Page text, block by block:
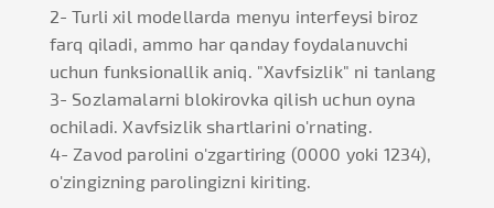
2- Turli xil modellarda menyu interfeysi biroz
farq qiladi, ammo har qanday foydalanuvchi
uchun funksionallik aniq. "Xavfsizlik" ni tanlang
3- Sozlamalarni blokirovka qilish uchun oyna
ochiladi. Xavfsizlik shartlarini o'rnating.
4- Zavod parolini o'zgartiring (0000 yoki 1234),
o'zingizning parolingizni kiriting.